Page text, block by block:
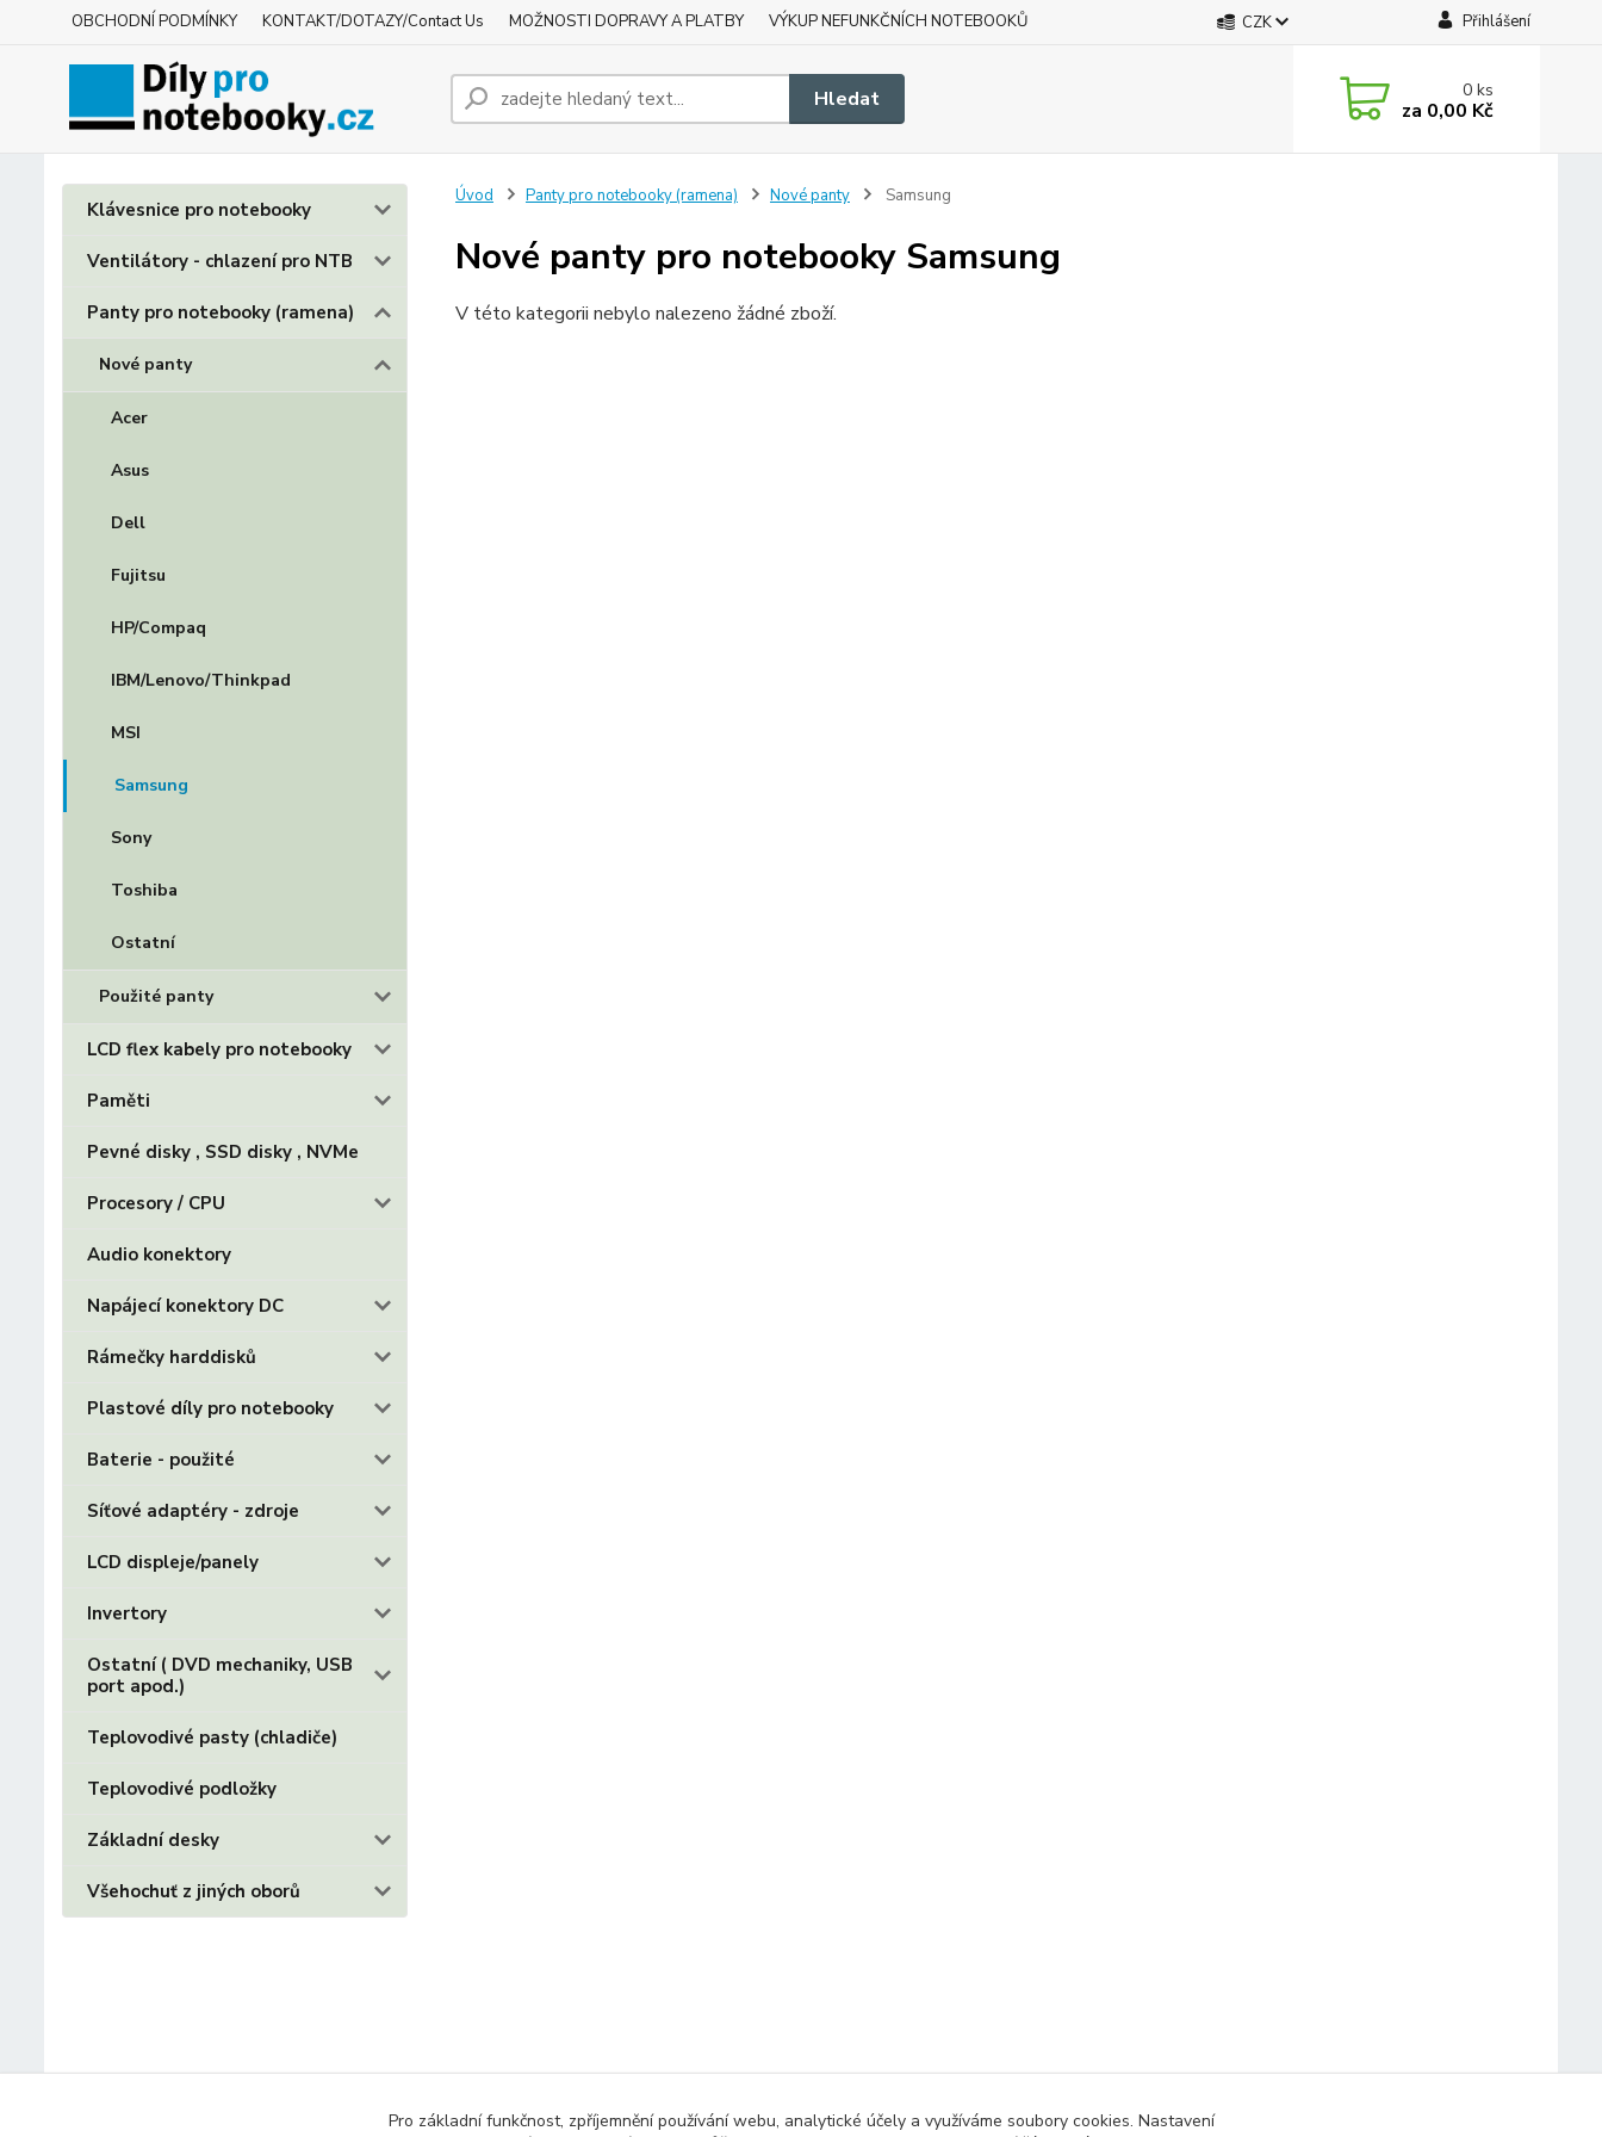
OBCHODNÍ PODMÍNKY KONTAKT/DOTAZY/Contact Us MOŽNOSTI DOPRAVY A PLATBY VÝKUP NEFUNKČNÍCH NOTEBOOKŮ CZK Přihlášení
Hledat 0ks
za 0,00 Kč
Klávesnice pro notebooky
Ventilátory - chlazení pro NTB
Panty pro notebooky (ramena)
Nové panty
Acer
Asus
Dell
Fujitsu
HP/Compaq
IBM/Lenovo/Thinkpad
MSI
Samsung
Sony
Toshiba
Ostatní
Použité panty
LCD flex kabely pro notebooky
Paměti
Pevné disky , SSD disky , NVMe
Procesory / CPU
Audio konektory
Napájecí konektory DC
Rámečky harddisků
Plastové díly pro notebooky
Baterie - použité
Síťové adaptéry - zdroje
LCD displeje/panely
Invertory
Ostatní ( DVD mechaniky, USB
port apod.)
Teplovodivé pasty (chladiče)
Teplovodivé podložky
Základní desky
Všehochuť z jiných oborů
Úvod Panty pro notebooky (ramena) Nové panty Samsung
Nové panty pro notebooky Samsung
V této kategorii nebylo nalezeno žádné zboží.
Pro základní funkčnost, zpříjemnění používání webu, analytické účely a využíváme soubory cookies. Nastavení